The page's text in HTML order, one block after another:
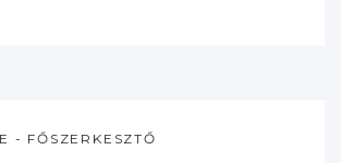
- FŐSZERKESZTŐ